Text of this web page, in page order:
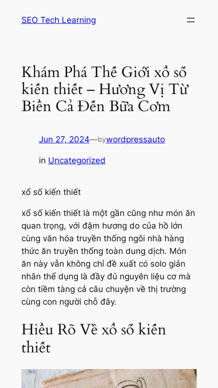
SEO Tech Learning
Khám Phá Thế Giới xổ số
kiến thiết – Hương Vị Từ
Biển Cả Đến Bữa Cơm
Jun 27, 2024—bywordpressauto
in Uncategorized
xổ số kiến thiết
xổ số kiến thiết là một gần cũng như món ăn
quan trọng, với đậm hương do của hồ lớn
cùng văn hóa truyền thống ngôi nhà hàng
thức ăn truyền thống toàn dung dịch. Món
ăn này vẫn không chỉ đề xuất có solo giản
nhân thể dụng là đầy đủ nguyên liệu cơ mà
còn tiềm tàng cả câu chuyện về thị trường
cùng con người chỗ đây.
Hiểu Rõ Về xổ số kiến
thiết